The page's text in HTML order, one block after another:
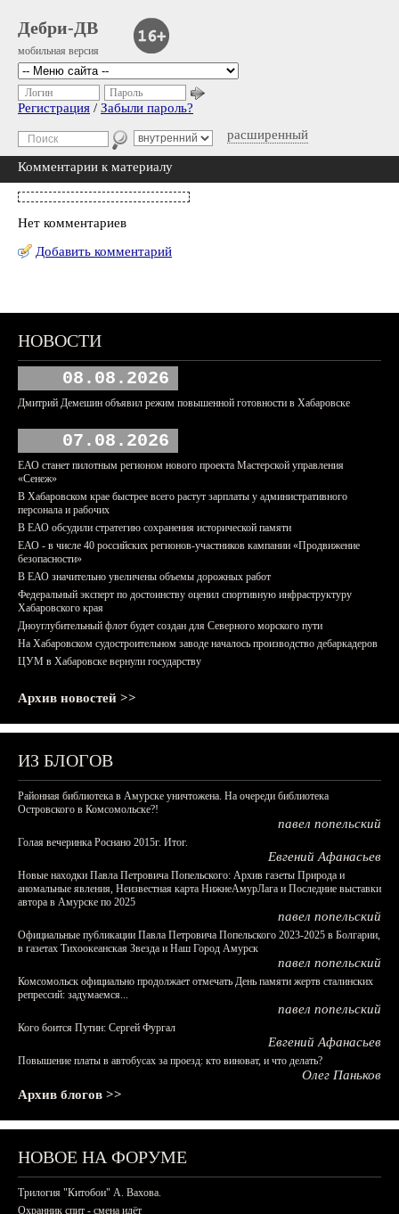
Дебри-ДВ
мобильная версия
расширенный
Логин Пароль
Регистрация / Забыли пароль?
Комментарии к материалу
Нет комментариев
Добавить комментарий
НОВОСТИ
08.08.2026
Дмитрий Демешин объявил режим повышенной готовности в Хабаровске
07.08.2026
ЕАО станет пилотным регионом нового проекта Мастерской управления
«Сенеж»
В Хабаровском крае быстрее всего растут зарплаты у административного
персонала и рабочих
В ЕАО обсудили стратегию сохранения исторической памяти
ЕАО - в числе 40 российских регионов-участников кампании «Продвижение
безопасности»
В ЕАО значительно увеличены объемы дорожных работ
Федеральный эксперт по достоинству оценил спортивную инфраструктуру
Хабаровского края
Дноуглубительный флот будет создан для Северного морского пути
На Хабаровском судостроительном заводе началось производство дебаркадеров
ЦУМ в Хабаровске вернули государству
Архив новостей >>
ИЗ БЛОГОВ
Районная библиотека в Амурске уничтожена. На очереди библиотека
Островского в Комсомольске?!
павел попельский
Голая вечеринка Роснано 2015г. Итог.
Евгений Афанасьев
Новые находки Павла Петровича Попельского: Архив газеты Природа и
аномальные явления, Неизвестная карта НижнеАмурЛага и Последние выставки
автора в Амурске по 2025
павел попельский
Официальные публикации Павла Петровича Попельского 2023-2025 в Болгарии,
в газетах Тихоокеанская Звезда и Наш Город Амурск
павел попельский
Комсомольск официально продолжает отмечать День памяти жертв сталинских
репрессий: задумаемся...
павел попельский
Кого боится Путин: Сергей Фургал
Евгений Афанасьев
Повышение платы в автобусах за проезд: кто виноват, и что делать?
Олег Паньков
Архив блогов >>
НОВОЕ НА ФОРУМЕ
Трилогия "Китобои" А. Вахова.
Охранник спит - смена идёт